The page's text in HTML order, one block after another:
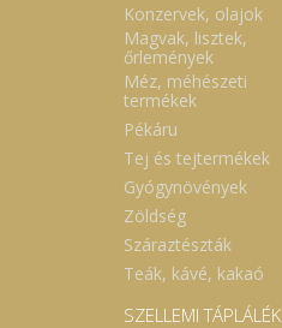
Konzervek, olajok
Magvak, lisztek,
őrlemények
Méz, méhészeti
termékek
Pékáru
Tej és tejtermékek
Gyógynövények
Zöldség
Száraztészták
Teák, kávé, kakaó
SZELLEMI TÁPLÁLÉK